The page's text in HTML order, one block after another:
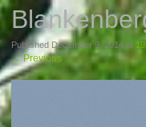
Published December 9, 2014 at
←Previous